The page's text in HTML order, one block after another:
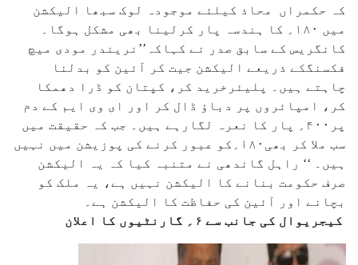
کہ حکمراں محاذ کیلئے موجودہ لوک سبھا الیکشن
میں ۱۸۰؍ کا ہندسہ پار کرلینا بھی مشکل ہوگا۔
کانگریس کے سابق صدر نے کہاکہ’’نریندر مودی میچ
فکسنگکے ذریعے الیکشن جیت کر آئین کو بدلنا
چاہتے ہیں۔ پلیئرخرید کر، کپتان کو ڈرا دھمکا
کر، امپائروں پر دباؤ ڈال کر اور ای وی ایم کے دم
پر۴۰۰؍ پار کا نعرہ لگارہے ہیں۔ جب کہ حقیقت میں
سب ملا کر بھی۱۸۰؍کو عبور کرنے کی پوزیشن میں نہیں
ہیں۔ ‘‘ راہل گاندھی نے متنبہ کیا کہ یہ الیکشن
صرف حکومت بنانے کا الیکشن نہیں ہے، یہ ملک کو
بچانے اور آئین کی حفاظت کا الیکشن ہے۔
کیجریوال کی جانب سے ۶؍ گارنٹیوں کا اعلان